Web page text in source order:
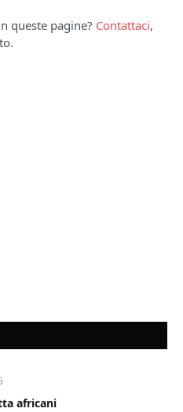
queste pagine? Contattaci,
africani